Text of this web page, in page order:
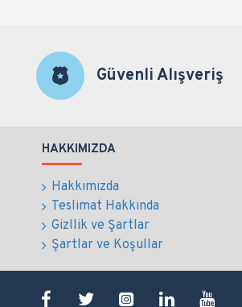
Güvenli Alışveriş
HAKKIMIZDA
Hakkımızda
Teslimat Hakkında
Gizllik ve Şartlar
Şartlar ve Koşullar